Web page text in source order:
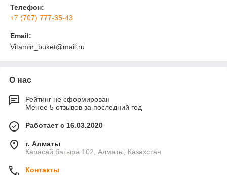
Телефон:
+7 (707) 777-35-43
Email:
Vitamin_buket@mail.ru
О нас
Рейтинг не сформирован
Менее 5 отзывов за последний год
Работает с 16.03.2020
г. Алматы
Карасай батыра 102, Алматы, Казахстан
Контакты